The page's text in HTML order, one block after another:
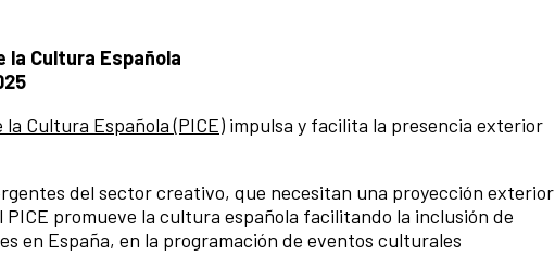
la Cultura Española
Cultura Española (PICE) impulsa y facilita la presencia exterior
del sector creativo, que necesitan una proyección exterior
promueve la cultura española facilitando la inclusión de
en España, en la programación de eventos culturales